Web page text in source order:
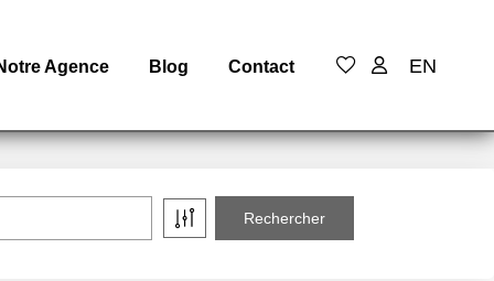
Agence Blog Contact EN